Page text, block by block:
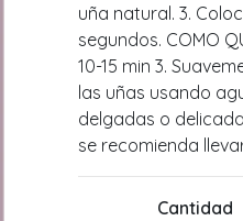
uña natural. 3.
segundos. COMO
10-15 min 3.
las uñas usando
delgadas o
se recomienda
Cantidad